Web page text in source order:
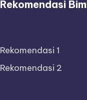
Rekomendasi
Rekomendasi 1
Rekomendasi 2